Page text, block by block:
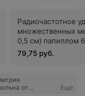
Радиочастотное
множественных
0,5 см) папиллом
79,75 руб.
от
Еще